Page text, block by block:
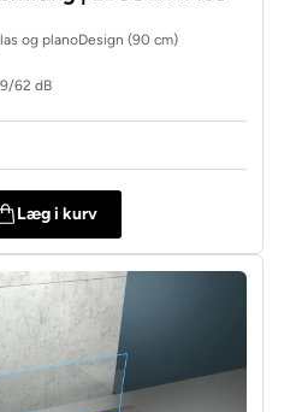
og planoDesign (90 cm)
62 dB
Læg i kurv